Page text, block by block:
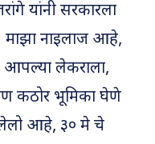
यांनी सरकारला
माझा नाइलाज आहे,
आपल्या लेकराला,
कठोर भूमिका घेणे
आहे, ३० मे चे